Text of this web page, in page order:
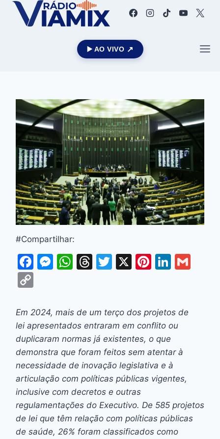
▶️ AO VIVO
#Compartilhar:
F
e
b
o
o
k
M
s
e
n
g
er
W
s
A
p
p
T
a
d
s
T
er
X
Pi
e
st
Li
e
dI
p
y
Li
n
k
Em 2024, mais de um terço dos projetos de
lei apresentados entraram em conflito ou
duplicaram normas já existentes, o que
demonstra que foram feitos sem atentar à
necessidade de inovação legislativa e à
articulação com políticas públicas vigentes,
inclusive com decretos e outras
regulamentações do Executivo. De 585 projetos
de lei que têm relação com políticas públicas
de saúde, 26% foram classificados como